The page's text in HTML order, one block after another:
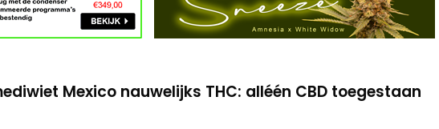
vraagt legale kweek-vergunning aan in 8 gemeenten
naar cannabis-medicijnen tegen pijn bij kanker